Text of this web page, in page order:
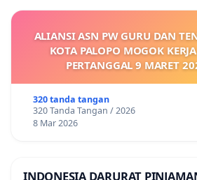
ALIANSI ASN PW GURU DAN
KOTA PALOPO MOGOK
PERTANGGAL 9 MARET
KEJELASAN SUMBER
320 tanda tangan
320 Tanda Tangan / 2026
8 Mar 2026
INDONESIA DARURAT